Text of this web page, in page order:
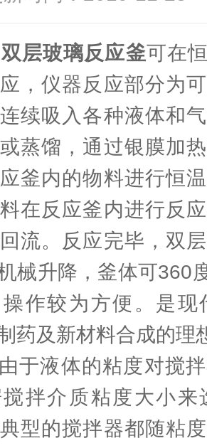
双层玻璃反应釜可在
，仪器反应部分为
续吸入各种液体和
蒸馏，通过银膜加
釜内的物料进行恒
在反应釜内进行反
流。反应完毕，双
械升降，釜体可360
作较为方便。是现
药及新材料合成的理
液体的粘度对搅拌
拌介质粘度大小
型的搅拌器都随粘